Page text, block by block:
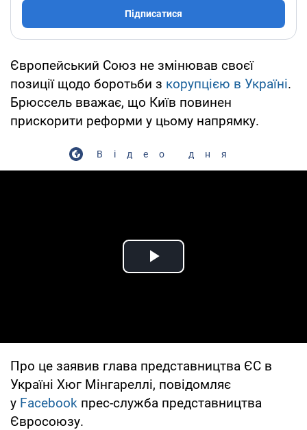
Підписатися
Європейський Союз не змінював своєї
позиції щодо боротьби з корупцією в Україні.
Брюссель вважає, що Київ повинен
прискорити реформи у цьому напрямку.
Відео дня
Play Video
Про це заявив глава представництва ЄС в
Україні Хюг Мінгареллі, повідомляє
у Facebook прес-служба представництва
Євросоюзу.